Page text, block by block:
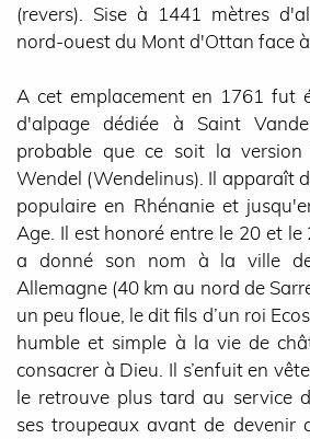
(revers). Sise à 1441 mètres
nord-ouest du Mont d'Ottan face
A cet emplacement en 1761 fut
d'alpage dédiée à Saint
probable que ce soit la
Wendel (Wendelinus). Il apparaît
populaire en Rhénanie et
Age. Il est honoré entre le 20 et
a donné son nom à la ville
Allemagne (40 km au nord de
un peu floue, le dit fils d’un roi
humble et simple à la vie de
consacrer à Dieu. Il s’enfuit en
le retrouve plus tard au service
ses troupeaux avant de devenir